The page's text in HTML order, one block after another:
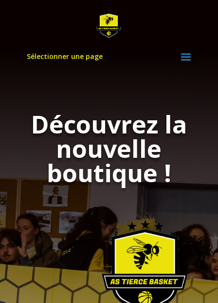
Sélectionner une page
Découvrez la
nouvelle
boutique !